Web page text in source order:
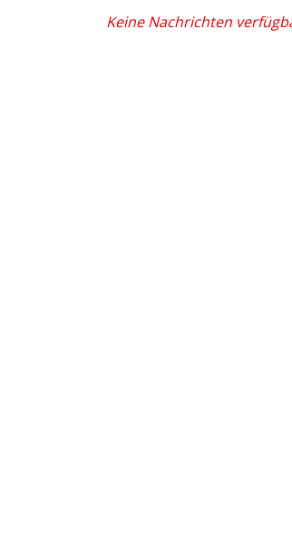
Keine Nachrichten